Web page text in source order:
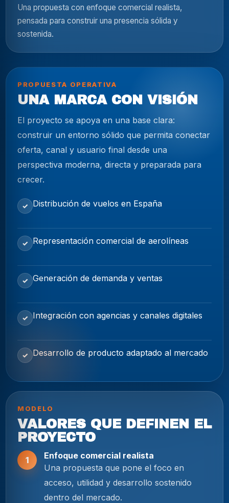
Una propuesta con enfoque comercial realista,
pensada para construir una presencia sólida y
sostenida.
PROPUESTA OPERATIVA
UNA MARCA CON VISIÓN
El proyecto se apoya en una base clara:
construir un entorno sólido que permita conectar
oferta, canal y usuario final desde una
perspectiva moderna, directa y preparada para
crecer.
✓ Distribución de vuelos en España
✓ Representación comercial de aerolíneas
✓ Generación de demanda y ventas
✓ Integración con agencias y canales digitales
✓ Desarrollo de producto adaptado al mercado
MODELO
VALORES QUE DEFINEN EL
PROYECTO
1
Enfoque comercial realista
Una propuesta que pone el foco en
acceso, utilidad y desarrollo sostenido
dentro del mercado.